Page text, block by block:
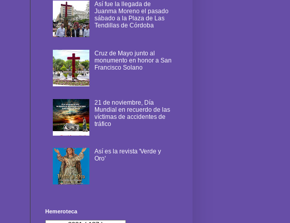
Así fue la llegada de
Juanma Moreno el pasado
sábado a la Plaza de Las
Tendillas de Córdoba
Cruz de Mayo junto al
monumento en honor a San
Francisco Solano
21 de noviembre, Día
Mundial en recuerdo de las
víctimas de accidentes de
tráfico
Así es la revista 'Verde y
Oro'
Hemeroteca